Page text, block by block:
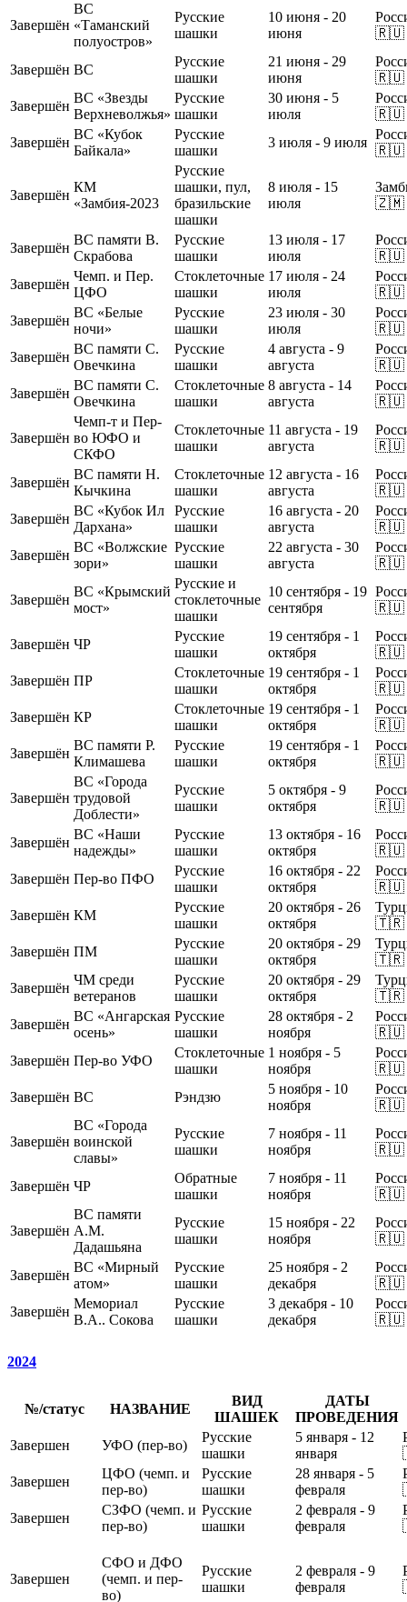
Завершён
ВС
«Таманский
полуостров»
Русские
шашки
10 июня - 20
июня
🇷🇺
Завершён ВС
Русские
шашки
21 июня - 29
июня
🇷🇺
Завершён
ВС «Звезды
Верхневолжья»
Русские
шашки
30 июня - 5
июля
🇷🇺
Завершён
ВС «Кубок
Байкала»
Русские
шашки
3 июля - 9 июля
🇷🇺
Завершён
КМ
«Замбия-2023
Русские
шашки, пул,
бразильские
шашки
8 июля - 15
июля
🇿🇲
Завершён
ВС памяти В.
Скрабова
Русские
шашки
13 июля - 17
июля
🇷🇺
Завершён
Чемп. и Пер.
ЦФО
Стоклеточные
шашки
17 июля - 24
июля
🇷🇺
Завершён
ВС «Белые
ночи»
Русские
шашки
23 июля - 30
июля
🇷🇺
Завершён
ВС памяти С.
Овечкина
Русские
шашки
4 августа - 9
августа
🇷🇺
Завершён
ВС памяти С.
Овечкина
Стоклеточные
шашки
8 августа - 14
августа
🇷🇺
Завершён
Чемп-т и Пер-
во ЮФО и
СКФО
Стоклеточные
шашки
11 августа - 19
августа
🇷🇺
Завершён
ВС памяти Н.
Кычкина
Стоклеточные
шашки
12 августа - 16
августа
🇷🇺
Завершён
ВС «Кубок Ил
Дархана»
Русские
шашки
16 августа - 20
августа
🇷🇺
Завершён
ВС «Волжские
зори»
Русские
шашки
22 августа - 30
августа
🇷🇺
Завершён
ВС «Крымский
мост»
Русские и
стоклеточные
шашки
10 сентября - 19
сентября
🇷🇺
Завершён ЧР
Русские
шашки
19 сентября - 1
октября
🇷🇺
Завершён ПР
Стоклеточные
шашки
19 сентября - 1
октября
🇷🇺
Завершён КР
Стоклеточные
шашки
19 сентября - 1
октября
🇷🇺
Завершён
ВС памяти Р.
Климашева
Русские
шашки
19 сентября - 1
октября
🇷🇺
Завершён
ВС «Города
трудовой
Доблести»
Русские
шашки
5 октября - 9
октября
🇷🇺
Завершён
ВС «Наши
надежды»
Русские
шашки
13 октября - 16
октября
🇷🇺
Завершён Пер-во ПФО
Русские
шашки
16 октября - 22
октября
🇷🇺
Завершён КМ
Русские
шашки
20 октября - 26
октября
🇹🇷
Завершён ПМ
Русские
шашки
20 октября - 29
октября
🇹🇷
Завершён
ЧМ среди
ветеранов
Русские
шашки
20 октября - 29
октября
🇹🇷
Завершён
ВС «Ангарская
осень»
Русские
шашки
28 октября - 2
ноября
🇷🇺
Завершён Пер-во УФО
Стоклеточные
шашки
1 ноября - 5
ноября
🇷🇺
Завершён ВС Рэндзю
5 ноября - 10
ноября
🇷🇺
Завершён
ВС «Города
воинской
славы»
Русские
шашки
7 ноября - 11
ноября
🇷🇺
Завершён ЧР
Обратные
шашки
7 ноября - 11
ноября
🇷🇺
Завершён
ВС памяти
А.М.
Дадашьяна
Русские
шашки
15 ноября - 22
ноября
🇷🇺
Завершён
ВС «Мирный
атом»
Русские
шашки
25 ноября - 2
декабря
🇷🇺
Завершён
Мемориал
В.А.. Сокова
Русские
шашки
3 декабря - 10
декабря
🇷🇺
2024
№/статус НАЗВАНИЕ
ВИД
ШАШЕК
ДАТЫ
ПРОВЕДЕНИЯ
Завершен
УФО (пер-во)
Русские
шашки
5 января - 12
января
Завершен
ЦФО (чемп. и
пер-во)
Русские
шашки
28 января - 5
февраля
Завершен
СЗФО (чемп. и
пер-во)
Русские
шашки
2 февраля - 9
февраля
Завершен
СФО и ДФО
(чемп. и пер-
во)
Русские
шашки
2 февраля - 9
февраля